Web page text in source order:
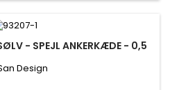
- SPEJL ANKERKÆDE - 0,5
Design